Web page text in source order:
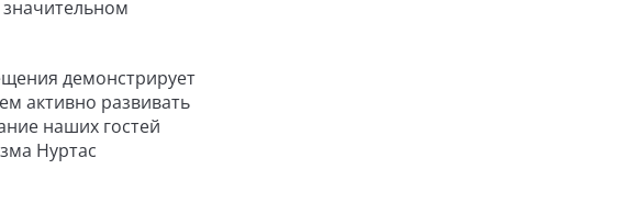
значительном
демонстрирует
активно развивать
наших гостей
Нуртас